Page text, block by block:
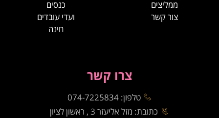
ממליצים
צור קשר
כנסים
ועדי עובדים
חינה
צרו קשר
טלפון: 074-7225834
כתובת: מזל אליעזר 3 , ראשון לציון